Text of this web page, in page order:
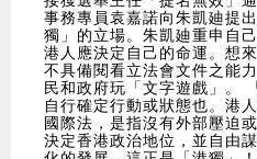
事務專員袁嘉諾向朱凱廸提
獨」的立場。朱凱廸重申自
港人應決定自己的命運。想
不具備閱看立法會文件之能
民和政府玩「文字遊戲」。
自行確定行動或狀態也。港
國際法，是指沒有外部壓迫
決定香港政治地位，並自由